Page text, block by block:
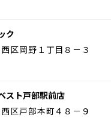
ク
区岡野１丁目８－３
スト戸部駅前店
区戸部本町４８－９